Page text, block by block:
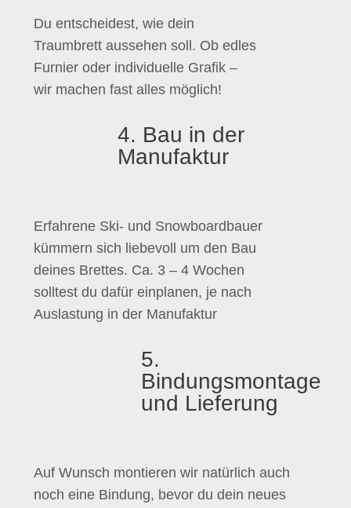
Du entscheidest, wie dein
Traumbrett aussehen soll. Ob edles
Furnier oder individuelle Grafik –
wir machen fast alles möglich!
4. Bau in der
Manufaktur
Erfahrene Ski- und Snowboardbauer
kümmern sich liebevoll um den Bau
deines Brettes. Ca. 3 – 4 Wochen
solltest du dafür einplanen, je nach
Auslastung in der Manufaktur
5.
Bindungsmontage
und Lieferung
Auf Wunsch montieren wir natürlich auch
noch eine Bindung, bevor du dein neues